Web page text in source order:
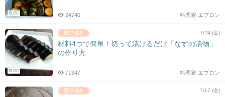
BLOG 料理家 エプロン
24740
BLOG
7/24 (金)
材料4つで簡単！切って漬けるだけ「なすの漬物」
の作り方
料理家 エプロン
71347
7/17 (金)